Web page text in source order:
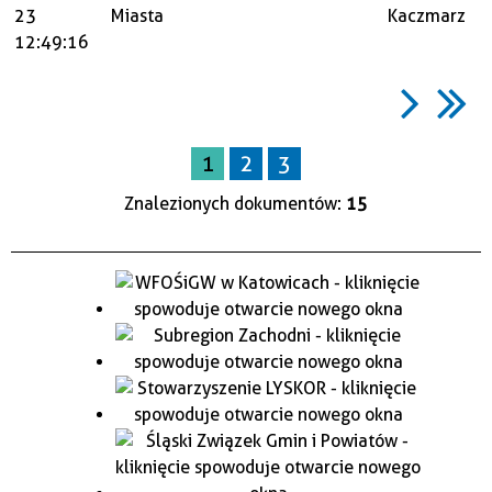
23
12:49:16
Miasta Kaczmarz
1 2 3
Znalezionych dokumentów: 15